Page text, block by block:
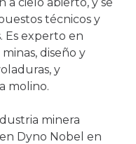
técnicos y
Es experto en
diseño y
y
molino.
minera
Dyno Nobel en